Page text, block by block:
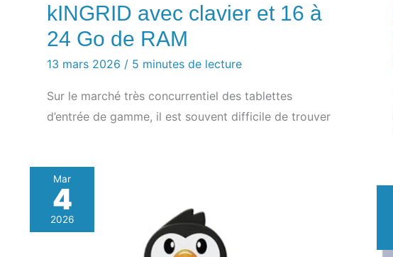
kINGRID avec clavier et 16 à
24 Go de RAM
13 mars 2026 / 5 minutes de lecture
Sur le marché très concurrentiel des tablettes
d’entrée de gamme, il est souvent difficile de trouver
Mar
4
2026